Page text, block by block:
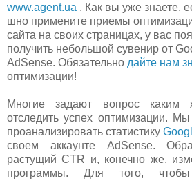
www.agent.ua . Как вы уже знаете,
шно примените приемы
сайта на своих страницах, у вас
получить небольшой сувенир от
AdSense. Обязательно дайте нам
оптимизации!
Многие задают вопрос
отследить успех оптимизации.
проанализировать статистику
своем аккаунте AdSense.
растущий CTR и, конечно же,
программы. Для того,